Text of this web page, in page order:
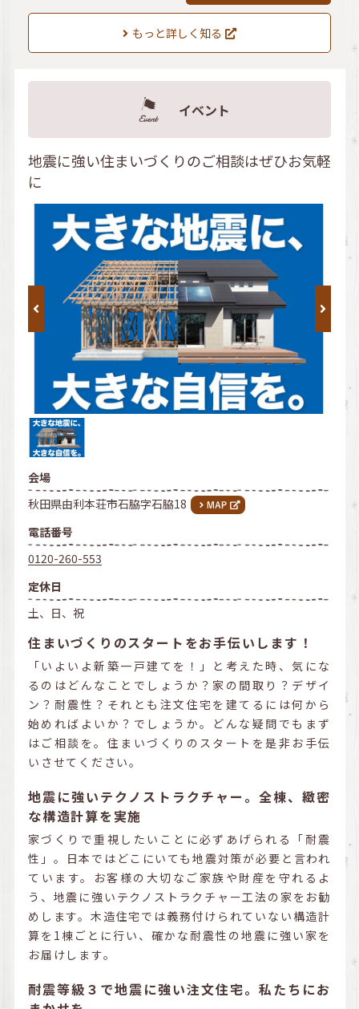
もっと詳しく知る
イベント
地震に強い住まいづくりのご相談はぜひお気軽
に
会場
秋田県由利本荘市石脇字石脇18
電話番号
0120-260-553
定休日
土、日、祝
住まいづくりのスタートをお手伝いします！
「いよいよ新築一戸建てを！」と考えた時、気にな
るのはどんなことでしょうか？家の間取り？デザイ
ン？耐震性？それとも注文住宅を建てるには何から
始めればよいか？でしょうか。どんな疑問でもまず
はご相談を。住まいづくりのスタートを是非お手伝
いさせてください。
地震に強いテクノストラクチャー。全棟、緻密
な構造計算を実施
家づくりで重視したいことに必ずあげられる「耐震
性」。日本ではどこにいても地震対策が必要と言われ
ています。お客様の大切なご家族や財産を守れるよ
う、地震に強いテクノストラクチャー工法の家をお勧
めします。木造住宅では義務付けられていない構造計
算を1棟ごとに行い、確かな耐震性の地震に強い家を
お届けします。
耐震等級３で地震に強い注文住宅。私たちにお